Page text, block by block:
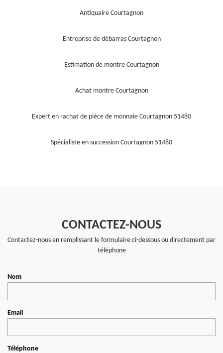
Antiquaire Courtagnon
Entreprise de débarras Courtagnon
Estimation de montre Courtagnon
Achat montre Courtagnon
Expert en rachat de pièce de monnaie Courtagnon 51480
Spécialiste en succession Courtagnon 51480
CONTACTEZ-NOUS
Contactez-nous en remplissant le formulaire ci-dessous ou directement par
téléphone
Nom
Email
Téléphone